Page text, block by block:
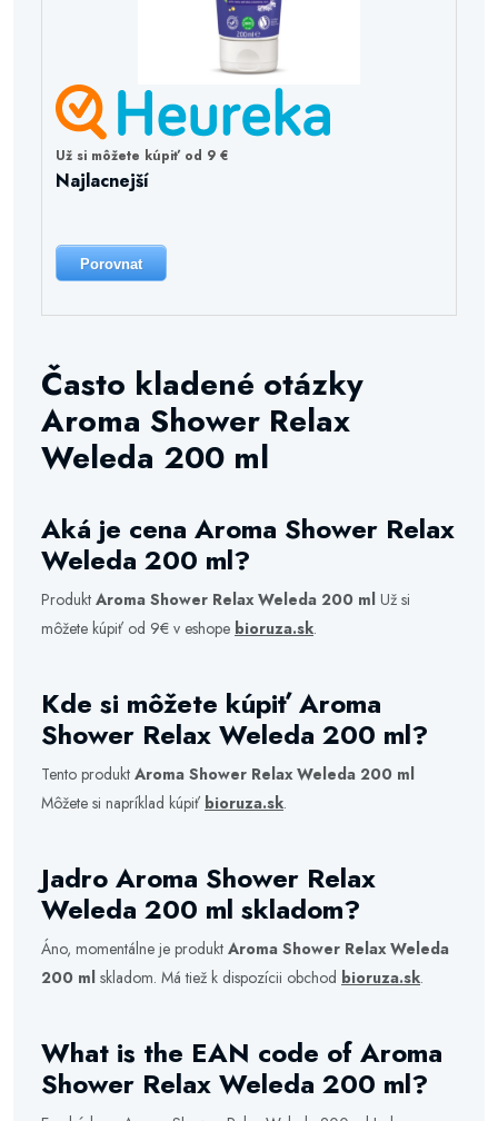
Už si môžete kúpiť od 9 €
Najlacnejší
Porovnat
Často kladené otázky
Aroma Shower Relax
Weleda 200 ml
Aká je cena Aroma Shower Relax
Weleda 200 ml?
Produkt Aroma Shower Relax Weleda 200 ml Už si
môžete kúpiť od 9€ v eshope bioruza.sk.
Kde si môžete kúpiť Aroma
Shower Relax Weleda 200 ml?
Tento produkt Aroma Shower Relax Weleda 200 ml
Môžete si napríklad kúpiť bioruza.sk.
Jadro Aroma Shower Relax
Weleda 200 ml skladom?
Áno, momentálne je produkt Aroma Shower Relax Weleda
200 ml skladom. Má tiež k dispozícii obchod bioruza.sk.
What is the EAN code of Aroma
Shower Relax Weleda 200 ml?